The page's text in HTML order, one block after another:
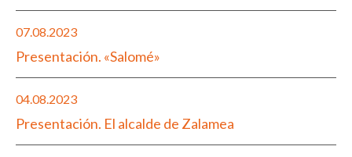
07.08.2023
Presentación. «Salomé»
04.08.2023
Presentación. El alcalde de Zalamea